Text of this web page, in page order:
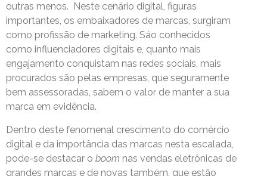
outras menos. Neste cenário digital, figuras
importantes, os embaixadores de marcas, surgiram
como profissão de marketing. Sáo conhecidos
como influenciadores digitais e, quanto mais
engajamento conquistam nas redes sociais, mais
procurados são pelas empresas, que seguramente
bem assessoradas, sabem o valor de manter a sua
marca em evidência.
Dentro deste fenomenal crescimento do comércio
digital e da importância das marcas nesta escalada,
pode-se destacar o boom nas vendas eletrônicas de
grandes marcas e de novas também, que estão